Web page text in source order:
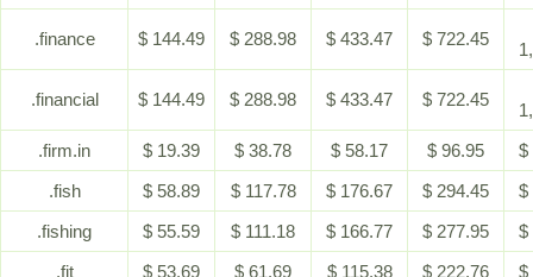
.finance $ 144.49 $ 288.98 $ 433.47 $ 722.45
.financial $ 144.49 $ 288.98 $ 433.47 $ 722.45
.firm.in
$ 19.39 $ 38.78 $ 58.17 $ 96.95
$
.fish
$ 58.89 $ 117.78 $ 176.67 $ 294.45
$
.fishing
$ 55.59 $ 111.18 $ 166.77 $ 277.95
$
.fit
$ 53.69 $ 61.69 $ 115.38 $ 222.76
$